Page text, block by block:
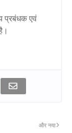
प्रबंधक एवं
और नया